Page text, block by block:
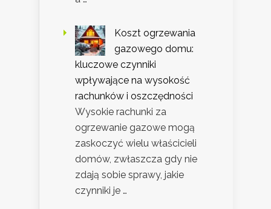
Koszt ogrzewania
gazowego domu:
kluczowe czynniki
wpływające na wysokość
rachunków i oszczędności
Wysokie rachunki za
ogrzewanie gazowe mogą
zaskoczyć wielu właścicieli
domów, zwłaszcza gdy nie
zdają sobie sprawy, jakie
czynniki je …